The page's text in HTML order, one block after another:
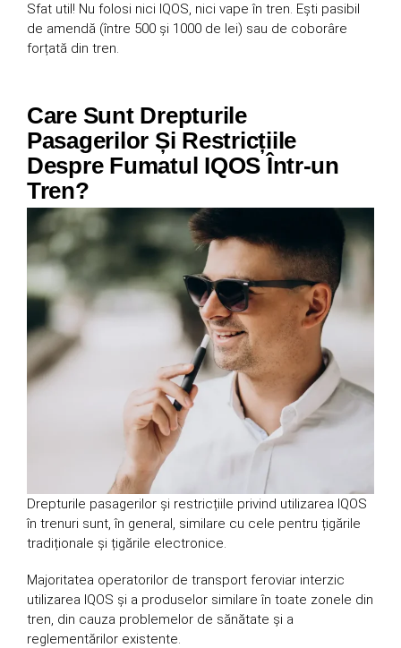
Sfat util! Nu folosi nici IQOS, nici vape în tren. Ești pasibil
de amendă (între 500 și 1000 de lei) sau de coborâre
forțată din tren.
Care Sunt Drepturile
Pasagerilor Și Restricțiile
Despre Fumatul IQOS Într-un
Tren?
Drepturile pasagerilor și restricțiile privind utilizarea IQOS
în trenuri sunt, în general, similare cu cele pentru țigările
tradiționale și țigările electronice.
Majoritatea operatorilor de transport feroviar interzic
utilizarea IQOS și a produselor similare în toate zonele din
tren, din cauza problemelor de sănătate și a
reglementărilor existente.